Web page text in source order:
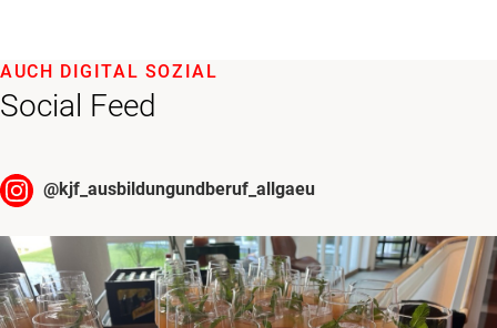
Social Feed
AUCH DIGITAL SOZIAL
@kjf_ausbildungundberuf_allgaeu